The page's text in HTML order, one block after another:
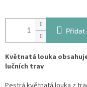
Přidat
Květnatá louka
lučních trav